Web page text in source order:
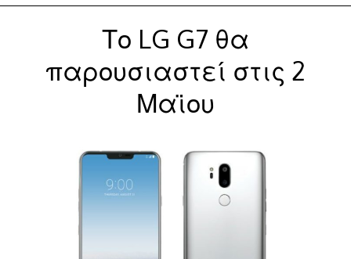
Το LG G7 θα
παρουσιαστεί στις 2
Μαϊου